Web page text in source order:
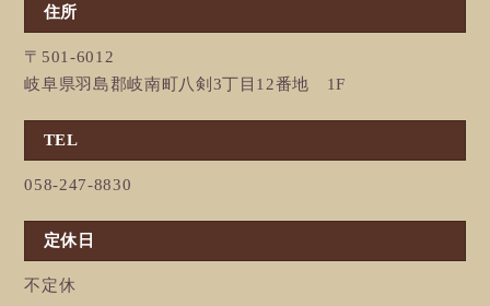
住所
〒501-6012
岐阜県羽島郡岐南町八剣3丁目12番地 1F
TEL
058-247-8830
定休日
不定休